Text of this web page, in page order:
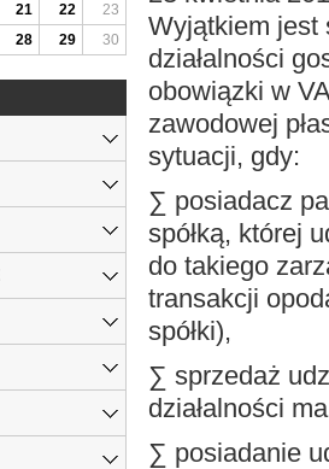
Wyjątkiem jest
działalności
obowiązki w
zawodowej
sytuacji, gdy:
∑ posiadacz
spółką, której
do takiego
transakcji
spółki),
∑ sprzedaż
działalności
∑ posiadanie
21 22
23
28 29 30